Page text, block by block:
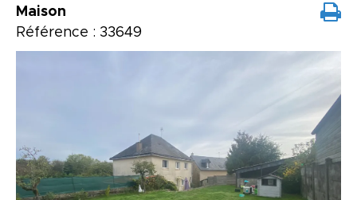
Maison
Référence : 33649